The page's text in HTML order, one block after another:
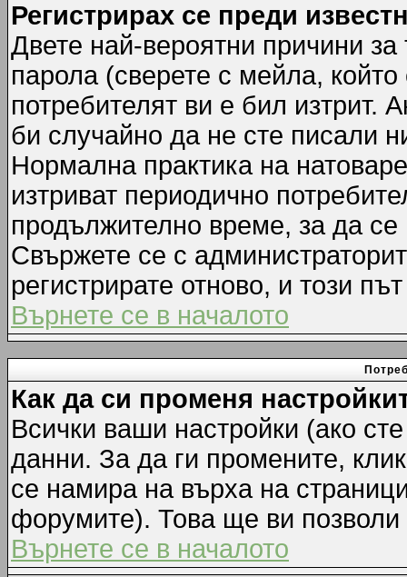
Регистрирах се преди
Двете най-вероятни причини
парола (сверете с мейла,
потребителят ви е бил изтрит.
би случайно да не сте писали
Нормална практика на
изтриват периодично
продължително време, за да
Свържете се с
регистрирате отново, и този
Върнете се в началото
Как да си променя
Всички ваши настройки (ако
данни. За да ги промените,
се намира на върха на
форумите). Това ще ви позволи
Върнете се в началото